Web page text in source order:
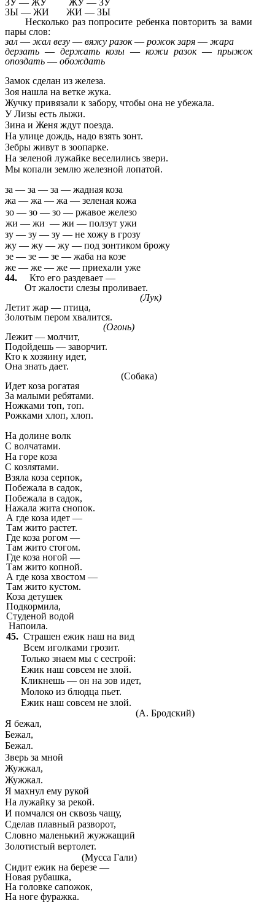
ЗУ — ЖУ ЖУ — ЗУ
ЗЫ — ЖИ ЖИ — ЗЫ
Несколько раз попросите ребенка повторить за вами
пары слов:
зал — жал везу — вяжу разок— рожок заря — жара
дерзать — держать козы —кожи разок — прыжок
опоздать — обождать
Замок сделан из железа.
Зоя нашла на ветке жука.
Жучку привязали к забору, чтобы она не убежала.
У Лизы есть лыжи.
Зина и Женя ждут поезда.
На улице дождь, надо взять зонт.
Зебры живут в зоопарке.
На зеленой лужайке веселились звери.
Мы копали землю железной лопатой.
за — за — за — жадная коза
жа — жа — жа — зеленая кожа
зо — зо — зо — ржавое железо
жи — жи — жи — ползут ужи
зу — зу — зу — не хожу в грозу
жу — жу — жу — под зонтиком брожу
зе — зе — зе — жаба на козе
же — же — же — приехали уже
44.
Кто его раздевает —
От жалости слезы проливает.
(Лук)
Летит жар — птица,
Золотым пером хвалится.
(Огонь)
Лежит — молчит,
Подойдешь — заворчит.
Кто к хозяину идет,
Она знать дает.
(Собака)
Идет коза рогатая
За малыми ребятами.
Ножками топ, топ.
Рожками хлоп, хлоп.
На долине волк
С волчатами.
На горе коза
С козлятами.
Взяла коза серпок,
Побежала в садок,
Побежала в садок,
Нажала жита снопок.
А где коза идет —
Там жито растет.
Где коза рогом —
Там жито стогом.
Где коза ногой —
Там жито копной.
А где коза хвостом —
Там жито кустом.
Коза детушек
Подкормила,
Студеной водой
Напоила.
45.Страшен ежик наш на вид
Всем иголками грозит.
Только знаем мы с сестрой:
Ежик наш совсем не злой.
Кликнешь — он на зов идет,
Молоко из блюдца пьет.
Ежик наш совсем не злой.
(А. Бродский)
Я бежал,
Бежал,
Бежал.
Зверь за мной
Жужжал,
Жужжал.
Я махнул ему рукой
На лужайку за рекой.
И помчался он сквозь чащу,
Сделав плавный разворот,
Словно маленький жужжащий
Золотистый вертолет.
(Мусса Гали)
Сидит ежик на березе —
Новая рубашка,
На головке сапожок,
На ноге фуражка.